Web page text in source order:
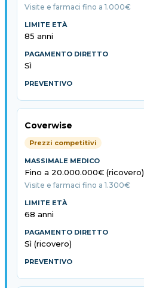
Visite e farmaci fino a 1.000€
85 anni
Sì
Coverwise
Prezzi competitivi
Fino a 20.000.000€ (ricovero)
Visite e farmaci fino a 1.300€
68 anni
Sì (ricovero)